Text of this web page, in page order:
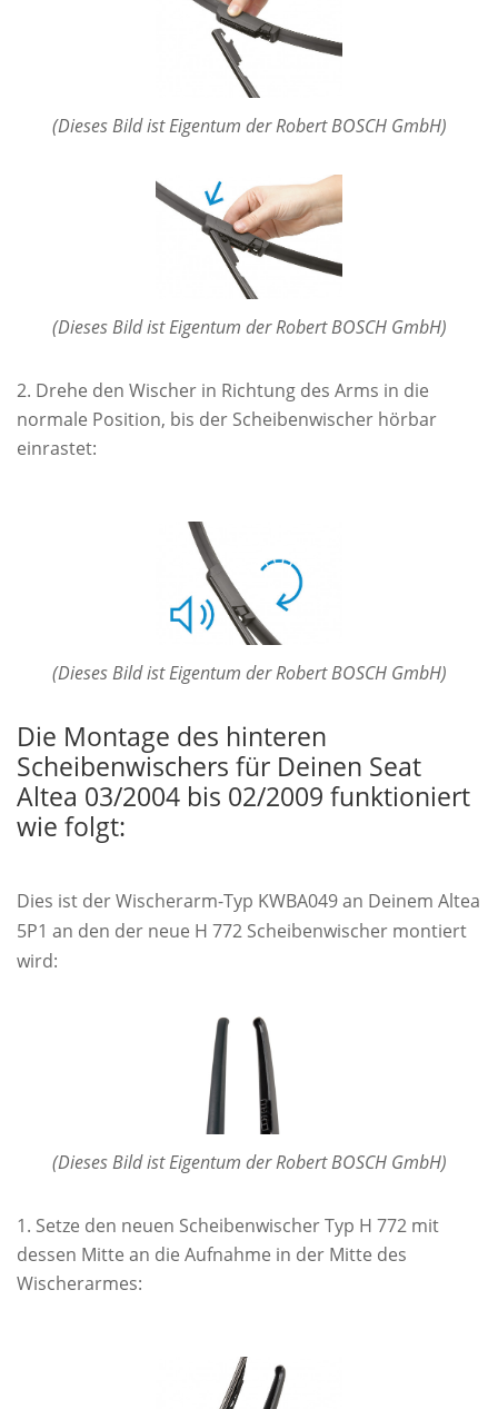
(Dieses Bild ist Eigentum der Robert BOSCH GmbH)
(Dieses Bild ist Eigentum der Robert BOSCH GmbH)
Drehe den Wischer in Richtung des Arms in die
normale Position, bis der Scheibenwischer hörbar
einrastet:
(Dieses Bild ist Eigentum der Robert BOSCH GmbH)
Die Montage des hinteren
Scheibenwischers für Deinen Seat
Altea 03/2004 bis 02/2009 funktioniert
wie folgt:
Dies ist der Wischerarm-Typ KWBA049 an Deinem Altea
5P1 an den der neue H 772 Scheibenwischer montiert
wird:
(Dieses Bild ist Eigentum der Robert BOSCH GmbH)
Setze den neuen Scheibenwischer Typ H 772 mit
dessen Mitte an die Aufnahme in der Mitte des
Wischerarmes: